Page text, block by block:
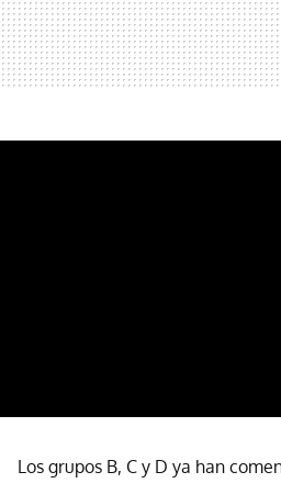
Los grupos B, C y D ya han